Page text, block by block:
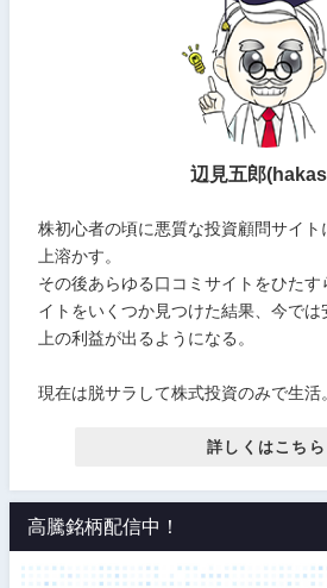
辺見五郎
株初心者の頃に悪質な投資顧問サイ
上溶かす。
その後あらゆる口コミサイトをひた
イトをいくつか見つけた結果、今で
上の利益が出るようになる。
現在は脱サラして株式投資のみで生活
詳しくはこちら
高騰銘柄配信中！